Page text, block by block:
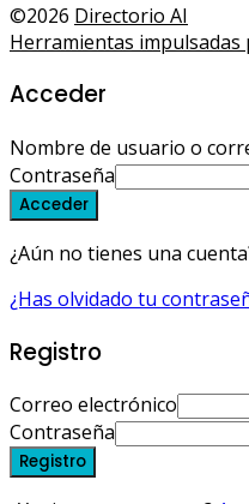
©2026 Directorio AI
Herramientas
Acceder
Nombre de usuario o
Contraseña
Acceder
¿Aún no tienes una
¿Has olvidado tu
Registro
Correo electrónico
Contraseña
Registro